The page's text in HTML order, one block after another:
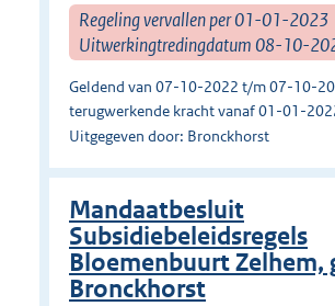
Regeling vervallen per 01-01-2023
Uitwerkingtredingdatum 08-10-
Geldend van 07-10-2022 t/m 07-10-
terugwerkende kracht vanaf 01-01-
Uitgegeven door: Bronckhorst
Mandaatbesluit
Subsidiebeleidsregels
Bloemenbuurt Zelhem,
Bronckhorst